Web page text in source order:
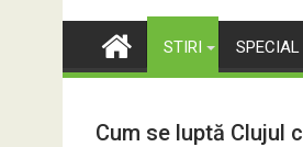
STIRI SPECIAL
Cum se luptă Clujul